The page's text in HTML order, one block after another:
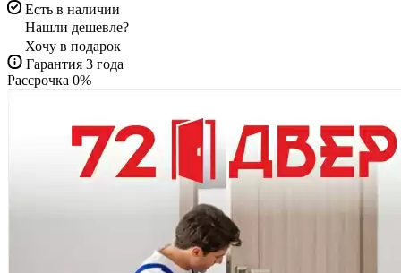
Есть в наличии
Нашли дешевле?
Хочу в подарок
Гарантия 3 года
Рассрочка 0%